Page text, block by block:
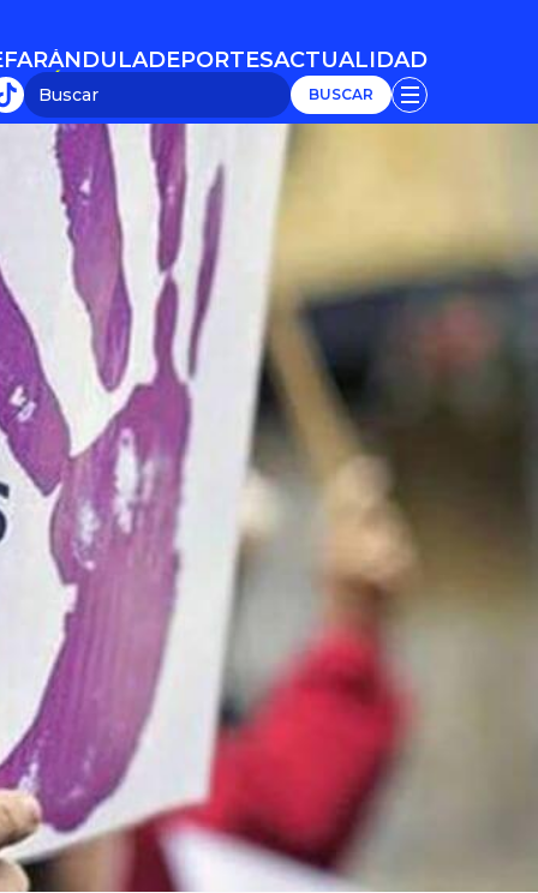
FARÁNDULA
FARÁNDULA
DEPORTESACTUALIDAD
ACTUALIDAD